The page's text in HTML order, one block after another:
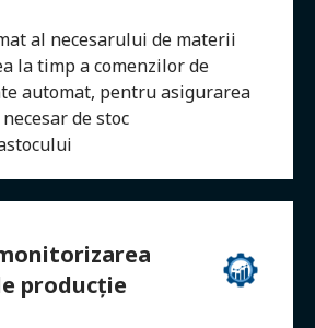
al necesarului de materii
la timp a comenzilor de
automat, pentru asigurarea
de stoc
producție